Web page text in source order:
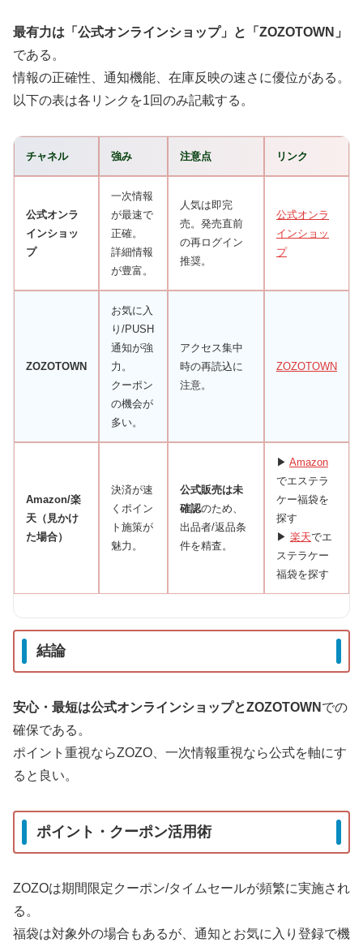
最有力は「公式オンラインショップ」と「ZOZOTOWN」
である。
情報の正確性、通知機能、在庫反映の速さに優位がある。
以下の表は各リンクを1回のみ記載する。
チャネル 強み 注意点 リンク
公式オンラ
インショッ
プ
一次情報
が最速で
正確。
詳細情報
が豊富。
人気は即完
売。発売直前
の再ログイン
推奨。
公式オンラ
インショッ
プ
ZOZOTOWN
お気に入
り/PUSH
通知が強
力。
クーポン
の機会が
多い。
アクセス集中
時の再読込に
注意。
ZOZOTOWN
Amazon/楽
天（見かけ
た場合）
決済が速
くポイン
ト施策が
魅力。
公式販売は未
確認のため、
出品者/返品条
件を精査。
▶ Amazon
でエステラ
ケー福袋を
探す
▶ 楽天でエ
ステラケー
福袋を探す
結論
安心・最短は公式オンラインショップとZOZOTOWN での
確保である。
ポイント重視ならZOZO、一次情報重視なら公式を軸にす
ると良い。
ポイント・クーポン活用術
ZOZOは期間限定クーポン/タイムセールが頻繁に実施され
る。
福袋は対象外の場合もあるが、通知とお気に入り登録で機